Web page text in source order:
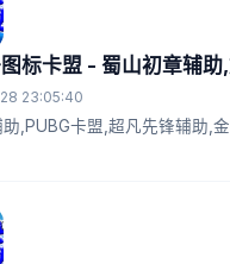
标卡盟 - 蜀山初章辅
23:05:40
,PUBG卡盟,超凡先锋辅助,